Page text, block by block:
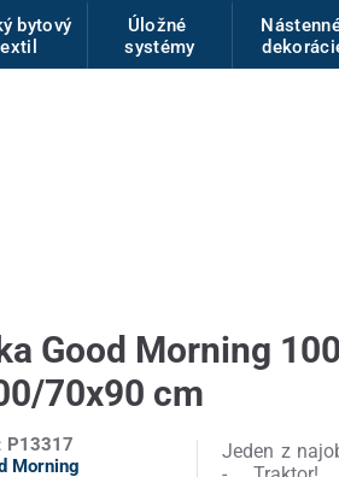
bytový
Úložné
systémy
Good Morning
70x90 cm
P13317
Morning
Jeden z